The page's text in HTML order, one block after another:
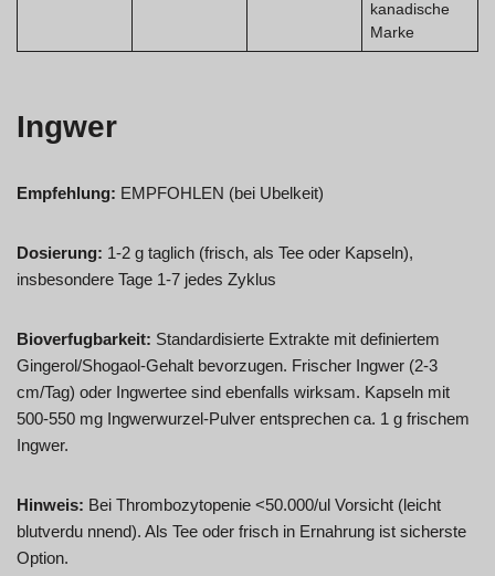
kanadische
Marke
Ingwer
Empfehlung: EMPFOHLEN (bei Ubelkeit)
Dosierung: 1-2 g taglich (frisch, als Tee oder Kapseln),
insbesondere Tage 1-7 jedes Zyklus
Bioverfugbarkeit: Standardisierte Extrakte mit definiertem
Gingerol/Shogaol-Gehalt bevorzugen. Frischer Ingwer (2-3
cm/Tag) oder Ingwertee sind ebenfalls wirksam. Kapseln mit
500-550 mg Ingwerwurzel-Pulver entsprechen ca. 1 g frischem
Ingwer.
Hinweis: Bei Thrombozytopenie <50.000/ul Vorsicht (leicht
blutverdu nnend). Als Tee oder frisch in Ernahrung ist sicherste
Option.